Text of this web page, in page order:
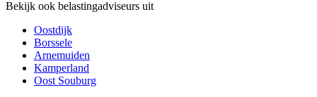
Bekijk ook belastingadviseurs uit
Oostdijk
Borssele
Arnemuiden
Kamperland
Oost Souburg